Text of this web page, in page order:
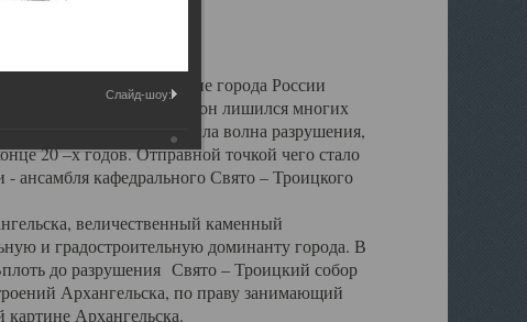
чем другие губернские города России
в результате которых он лишился многих
Архангельску ударила волна разрушения,
20 –х годов. Отправной точкой чего стало
- ансамбля кафедрального Свято – Троицкого
величественный каменный
и градостроительную доминанту города. В
до разрушения Свято – Троицкий собор
Архангельска, по праву занимающий
картине Архангельска.
Слайд-шоу: